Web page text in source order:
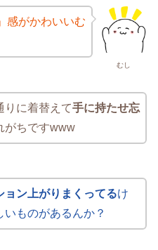
むし
」感がかわいいむ
りに着替えて手に持たせ忘
がちですwww
ョン上がりまくってるけ
いものがあるんか？